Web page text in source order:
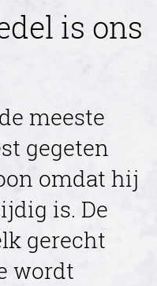
is ons
meeste
gegeten
omdat hij
is. De
gerecht
wordt